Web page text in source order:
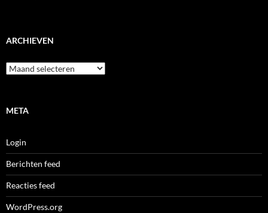
ARCHIEVEN
Archieven
META
Login
Berichten feed
Reacties feed
WordPress.org